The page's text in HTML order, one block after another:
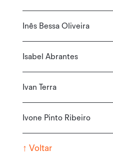
Inês Bessa Oliveira
Isabel Abrantes
Ivan Terra
Ivone Pinto Ribeiro
↑ Voltar